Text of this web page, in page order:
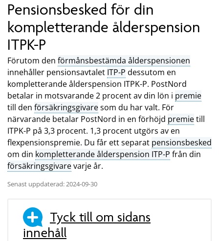
Pensionsbesked för din
kompletterande ålderspension
ITPK-P
Förutom den förmånsbestämda ålderspensionen
innehåller pensionsavtalet ITP-P dessutom en
kompletterande ålderspension ITPK-P. PostNord
betalar in motsvarande 2 procent av din lön i premie
till den försäkringsgivaresom du har valt. För
närvarande betalar PostNord in en förhöjd premietill
ITPK-P på 3,3 procent. 1,3 procent utgörs av en
flexpensionspremie. Du får ett separat pensionsbesked
om din kompletterande ålderspension ITP-P från din
försäkringsgivarevarje år.
Senast uppdaterad: 2024-09-30
Tyck till om sidans
innehåll